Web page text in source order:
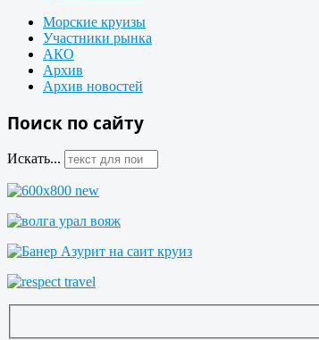
Морские круизы
Участники рынка
АКО
Архив
Архив новостей
Поиск по сайту
Искать...